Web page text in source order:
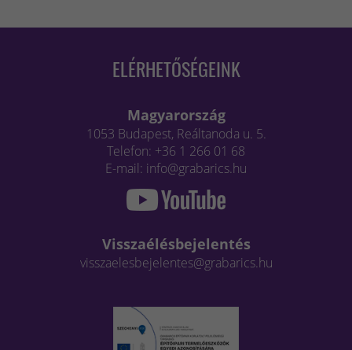
ELÉRHETŐSÉGEINK
Magyarország
1053 Budapest, Reáltanoda u. 5.
Telefon: +36 1 266 01 68
E-mail: info@grabarics.hu
Visszaélésbejelentés
visszaelesbejelentes@grabarics.hu